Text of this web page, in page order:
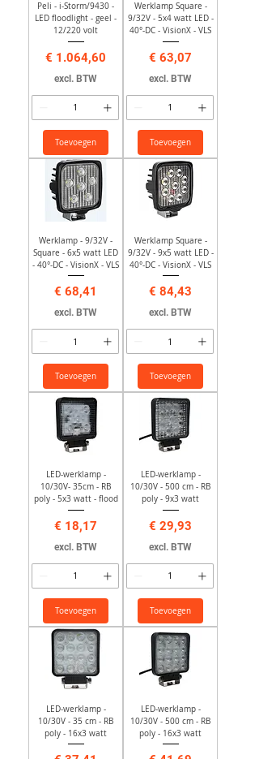
Peli - i-Storm/9430 -
LED floodlight - geel -
12/220 volt
Prijs
€ 1.064,60
excl. BTW
Toevoegen
Werklamp Square -
9/32V - 5x4 watt LED -
40°-DC - VisionX - VLS
Prijs
€ 63,07
excl. BTW
Toevoegen
Werklamp - 9/32V -
Square - 6x5 watt LED
- 40°-DC - VisionX - VLS
Prijs
€ 68,41
excl. BTW
Toevoegen
Werklamp Square -
9/32V - 9x5 watt LED -
40°-DC - VisionX - VLS
Prijs
€ 84,43
excl. BTW
Toevoegen
LED-werklamp -
10/30V- 35cm - RB
poly - 5x3 watt - flood
Prijs
€ 18,17
excl. BTW
Toevoegen
LED-werklamp -
10/30V - 500 cm - RB
poly - 9x3 watt
Prijs
€ 29,93
excl. BTW
Toevoegen
LED-werklamp -
10/30V - 35 cm - RB
poly - 16x3 watt
LED-werklamp -
10/30V - 500 cm - RB
poly - 16x3 watt